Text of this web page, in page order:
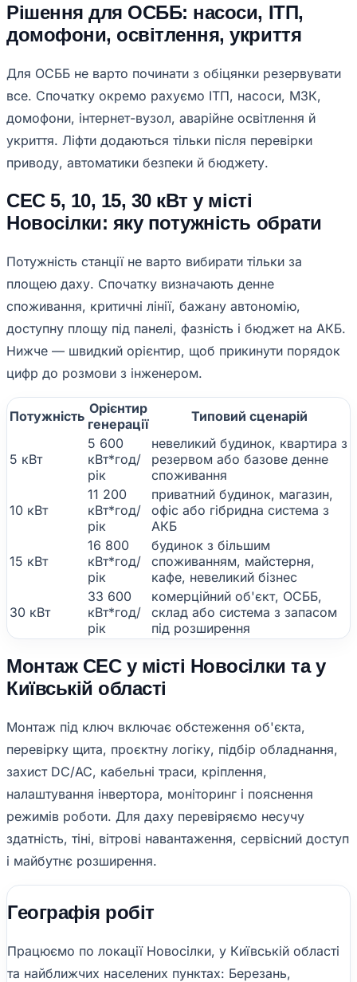
Рішення для ОСББ: насоси, ІТП,
домофони, освітлення, укриття
Для ОСББ не варто починати з обіцянки резервувати
все. Спочатку окремо рахуємо ІТП, насоси, МЗК,
домофони, інтернет-вузол, аварійне освітлення й
укриття. Ліфти додаються тільки після перевірки
приводу, автоматики безпеки й бюджету.
СЕС 5, 10, 15, 30 кВт у місті
Новосілки: яку потужність обрати
Потужність станції не варто вибирати тільки за
площею даху. Спочатку визначають денне
споживання, критичні лінії, бажану автономію,
доступну площу під панелі, фазність і бюджет на АКБ.
Нижче — швидкий орієнтир, щоб прикинути порядок
цифр до розмови з інженером.
Потужність Орієнтир
генерації
Типовий сценарій
5 кВт
5 600
кВт*год/
рік
невеликий будинок, квартира з
резервом або базове денне
споживання
10 кВт
11 200
кВт*год/
рік
приватний будинок, магазин,
офіс або гібридна система з
АКБ
15 кВт
16 800
кВт*год/
рік
будинок з більшим
споживанням, майстерня,
кафе, невеликий бізнес
30 кВт
33 600
кВт*год/
рік
комерційний об'єкт, ОСББ,
склад або система з запасом
під розширення
Монтаж СЕС у місті Новосілки та у
Київській області
Монтаж під ключ включає обстеження об'єкта,
перевірку щита, проєктну логіку, підбір обладнання,
захист DC/AC, кабельні траси, кріплення,
налаштування інвертора, моніторинг і пояснення
режимів роботи. Для даху перевіряємо несучу
здатність, тіні, вітрові навантаження, сервісний доступ
і майбутнє розширення.
Географія робіт
Працюємо по локації Новосілки, у Київській області
та найближчих населених пунктах: Березань,